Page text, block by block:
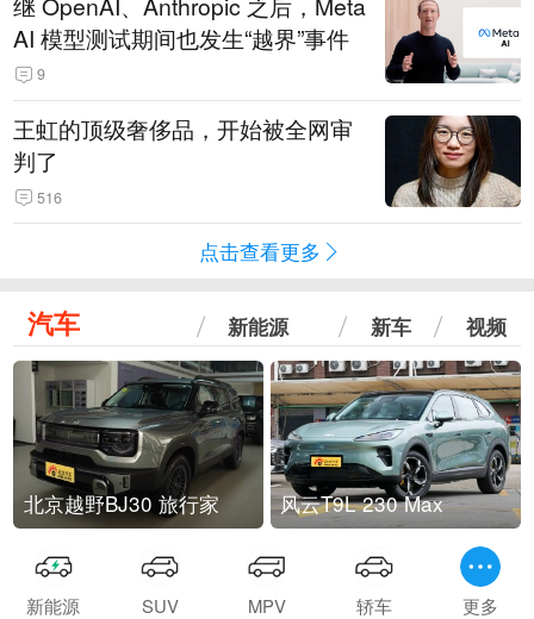
AI 模型测试期间也发生“越界”事件
9
王虹的顶级奢侈品，开始被全网审
判了
516
点击查看更多
汽车 新能源 新车 视频
北京越野BJ30 旅行家 风云T9L 230 Max
新能源 SUV MPV 轿车 更多